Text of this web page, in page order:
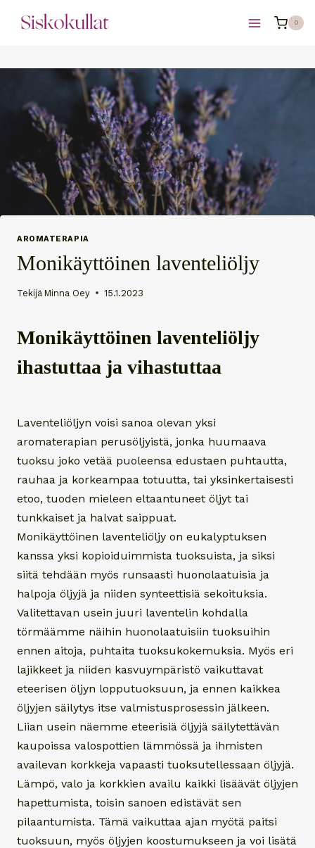
sisältöön
0
AROMATERAPIA
Monikäyttöinen laventeliöljy
Tekijä Minna Oey 15.1.2023
Monikäyttöinen laventeliöljy
ihastuttaa ja vihastuttaa
Laventeliöljyn voisi sanoa olevan yksi
aromaterapian perusöljyistä, jonka huumaava
tuoksu joko vetää puoleensa edustaen puhtautta,
rauhaa ja korkeampaa totuutta, tai yksinkertaisesti
etoo, tuoden mieleen eltaantuneet öljyt tai
tunkkaiset ja halvat saippuat.
Monikäyttöinen laventeliöljy on eukalyptuksen
kanssa yksi kopioiduimmista tuoksuista, ja siksi
siitä tehdään myös runsaasti huonolaatuisia ja
halpoja öljyjä ja niiden synteettisiä sekoituksia.
Valitettavan usein juuri laventelin kohdalla
törmäämme näihin huonolaatuisiin tuoksuihin
ennen aitoja, puhtaita tuoksukokemuksia. Myös eri
lajikkeet ja niiden kasvuympäristö vaikuttavat
eteerisen öljyn lopputuoksuun, ja ennen kaikkea
öljyjen säilytys itse valmistusprosessin jälkeen.
Liian usein näemme eteerisiä öljyjä säilytettävän
kaupoissa valospottien lämmössä ja ihmisten
availevan korkkeja vapaasti tuoksutellessaan öljyjä.
Lämpö, valo ja korkkien availu kaikki lisäävät öljyjen
hapettumista, toisin sanoen edistävät sen
pilaantumista. Tämä vaikuttaa ajan myötä paitsi
tuoksuun, myös öljyjen koostumukseen ja voi lisätä